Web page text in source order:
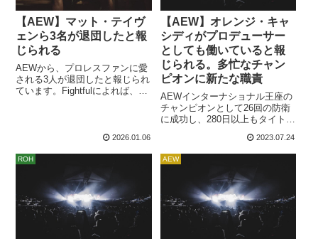
【AEW】マット・テイヴ
ェンら3名が退団したと報
じられる
AEWから、プロレスファンに愛
される3人が退団したと報じられ
ています。Fightfulによれば、契
ブラハンテスの3人です。テイヴ
ッグチームで知られるベテラ
果たすと、タッグ戦線の一員と
して活躍し、ROH世界タッグ王
座...
2026.01.06
【AEW】オレンジ・キャ
シディがプロデューサー
としても働いていると報
じられる。多忙なチャン
ピオンに新たな職責
AEWインターナショナル王座の
チャンピオンとして26回の防衛
に成功し、280日以上もタイトル
キャシディ。日々の試合で疲労
困憊の彼は、責任の重い新たな
仕事を任されるようになったよ
うです。アメリカのプロレス団
体には「プロデューサー」と呼
ばれる立場の人物が多数在籍
し、テレビ番組で放送される試
合の組み立てや試合中の指示出
しなどを担当して試...
2023.07.24
ROH AEW